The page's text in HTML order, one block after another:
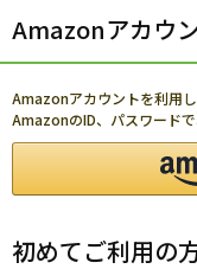
Amazonアカウ
Amazonアカウントを利用し
AmazonのID、パスワードで
初めてご利用の